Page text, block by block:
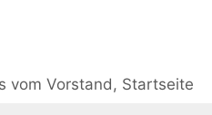
vom Vorstand , Startseite